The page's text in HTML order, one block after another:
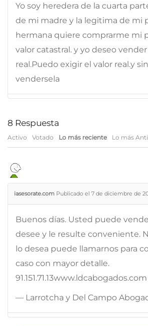
Yo soy heredera de la cuarta
de mi madre y la legitima de mi
hermana quiere comprarme mi
valor catastral. y yo deseo
real.Puedo exigir el valor real.y
vendersela
8 Respuesta
Activo Votado Lo más reciente Lo más
iasesorate.com Publicado el 7 de diciembre de
Buenos días. Usted puede
desee y le resulte conveniente.
lo desea puede llamarnos para
caso con mayor detalle.
91.151.71.13www.ldcabogados.com
— Larrotcha y Del Campo